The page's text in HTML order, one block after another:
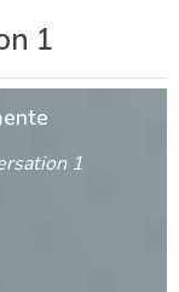
1
1